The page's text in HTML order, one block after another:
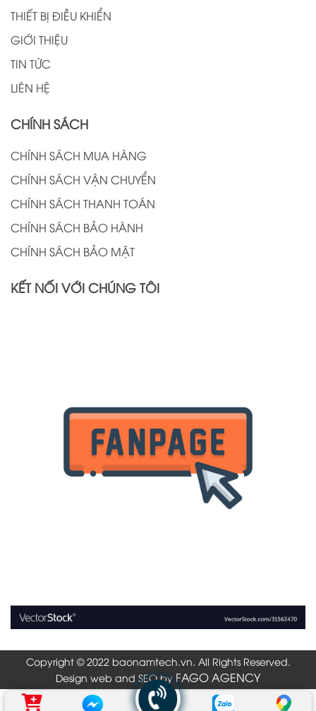
THIẾT BỊ ĐIỀU KHIỂN
GIỚI THIỆU
TIN TỨC
LIÊN HỆ
CHÍNH SÁCH
CHÍNH SÁCH MUA HÀNG
CHÍNH SÁCH VẬN CHUYỂN
CHÍNH SÁCH THANH TOÁN
CHÍNH SÁCH BẢO HÀNH
CHÍNH SÁCH BẢO MẬT
KẾT NỐI VỚI CHÚNG TÔI
Copyright © 2022 baonamtech.vn. All Rights Reserved.
Design web and SEO by FAGO AGENCY